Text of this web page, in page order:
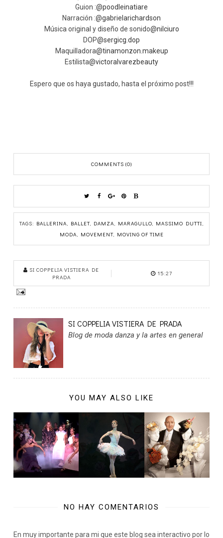
Guion :@poodleinatiare
Narración :@gabrielarichardson
Música original y diseño de sonido@nilciuro
DOP@sergicg.dop
Maquilladora@tinamonzon.makeup
Estilista@victoralvarezbeauty
Espero que os haya gustado, hasta el próximo post!!!
COMMENTS (0)
TAGS: BALLERINA BALLET, DAMZA MARAGULLO MASSIMO DUTTI
MODA
MOVEMENT, MOVING OF TIME
SI COPPELIA VISTIERA DE
PRADA
15:27
SI COPPELIA VISTIERA DE PRADA
Blog de moda danza y la artes en general
YOU MAY ALSO LIKE
NO HAY COMENTARIOS
En muy importante para mi que este blog sea interactivo por lo